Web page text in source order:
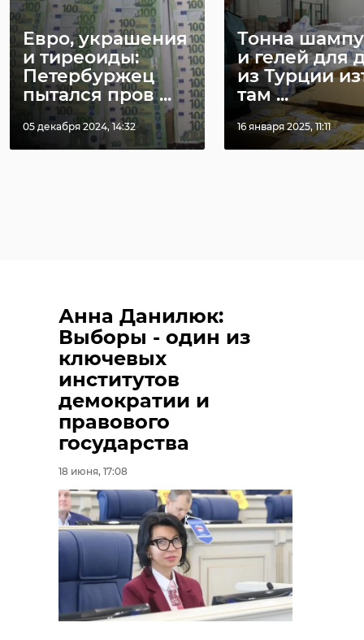
Евро, украшения
и тиреоиды:
Петербуржец
пытался пров ...
05 декабря 2024, 14:32
Тонна
и гелей для
из Турции
там ...
16 января 2025, 11:11
Анна Данилюк:
Выборы - один из
ключевых
институтов
демократии и
правового
государства
18 июня, 17:08